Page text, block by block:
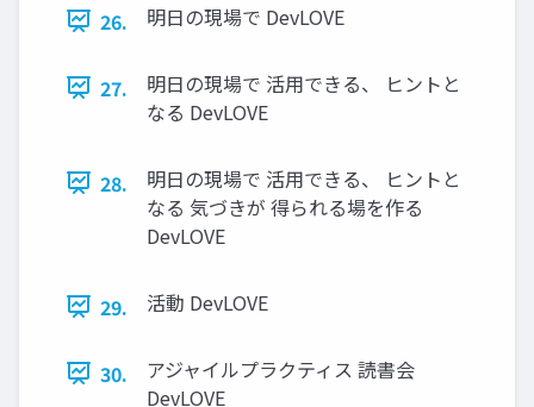
26. 明日の現場で DevLOVE
27.
明日の現場で 活用できる、 ヒントと
なる DevLOVE
28.
明日の現場で 活用できる、 ヒントと
なる 気づきが 得られる場を作る
DevLOVE
29. 活動 DevLOVE
30.
アジャイルプラクティス 読書会
DevLOVE